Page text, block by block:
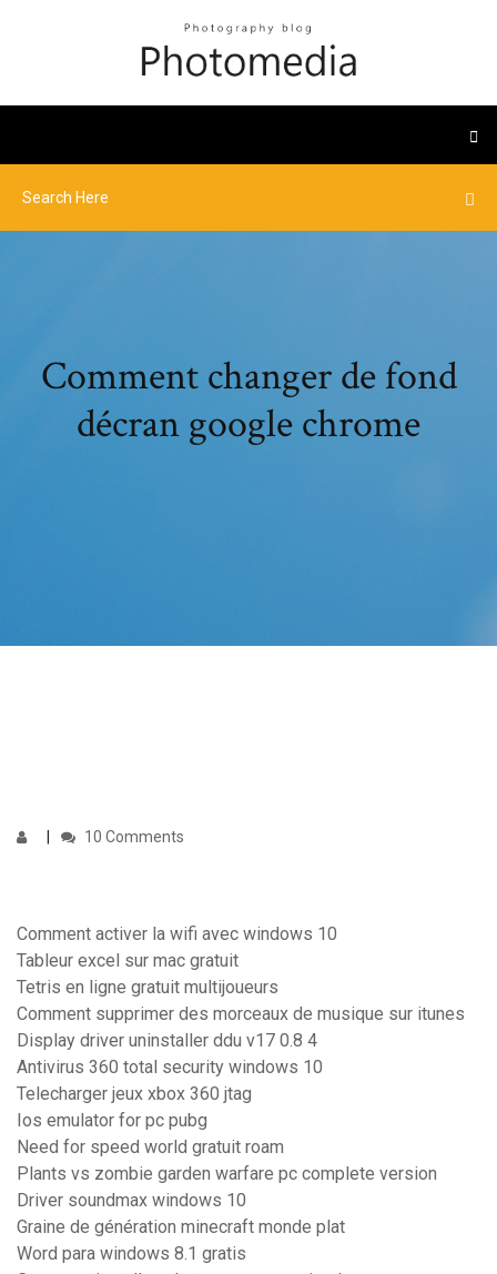
Comment changer de fond
décran google chrome
10 Comments
Comment activer la wifi avec windows 10
Tableur excel sur mac gratuit
Tetris en ligne gratuit multijoueurs
Comment supprimer des morceaux de musique sur itunes
Display driver uninstaller ddu v17 0.8 4
Antivirus 360 total security windows 10
Telecharger jeux xbox 360 jtag
Ios emulator for pc pubg
Need for speed world gratuit roam
Plants vs zombie garden warfare pc complete version
Driver soundmax windows 10
Graine de génération minecraft monde plat
Word para windows 8.1 gratis